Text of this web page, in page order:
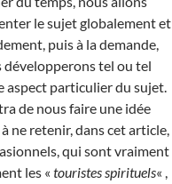
le sujet globalement et
puis à la demande,
développerons tel ou tel
aspect particulier du sujet.
de nous faire une idée
ne retenir, dans cet article,
qui sont vraiment
les « touristes spirituels« ,